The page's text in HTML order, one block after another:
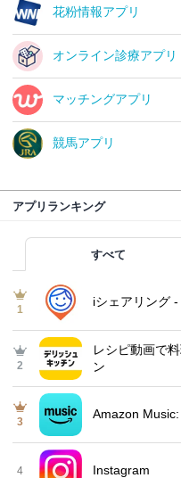
花粉情報アプリ
オンライン診療アプリ
マッチングアプリ
競馬アプリ
アプリランキング
すべて
1
iシェアリング
2
レシピ動画で
ン
3
Amazon
4 Instagram